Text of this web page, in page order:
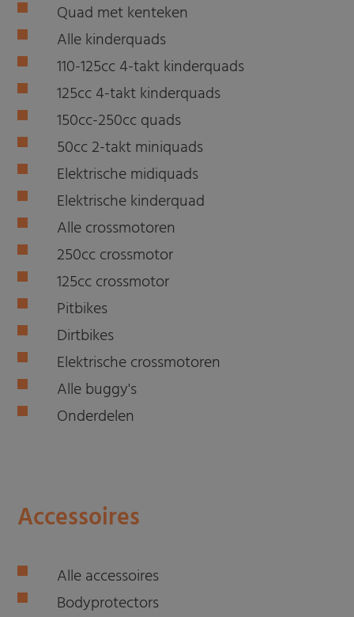
Quad met kenteken
Alle kinderquads
110-125cc 4-takt kinderquads
125cc 4-takt kinderquads
150cc-250cc quads
50cc 2-takt miniquads
Elektrische midiquads
Elektrische kinderquad
Alle crossmotoren
250cc crossmotor
125cc crossmotor
Pitbikes
Dirtbikes
Elektrische crossmotoren
Alle buggy's
Onderdelen
Accessoires
Alle accessoires
Bodyprotectors